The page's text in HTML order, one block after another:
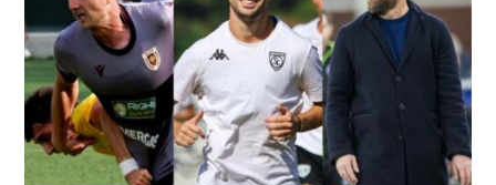
FANTA 131 LIVE | La nuova stagione al
fantacalcio: le novità di Fanta 131 e chi
acquistare